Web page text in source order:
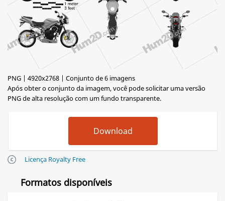
PNG | 4920x2768 | Conjunto de 6 imagens
Após obter o conjunto da imagem, você pode solicitar uma versão
PNG de alta resolução com um fundo transparente.
Licença Royalty Free
Formatos disponíveis